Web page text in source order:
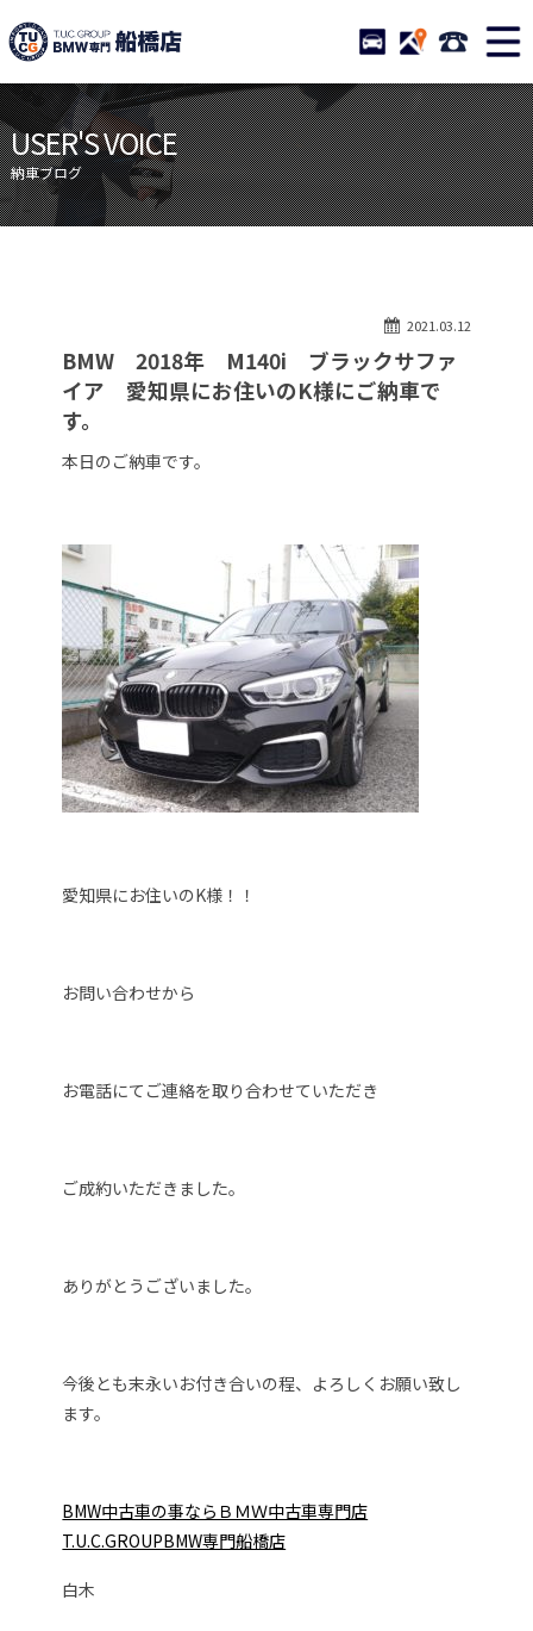
TUCグループ BMW専門 船
STOCK ACCESS 047-
ニュース
在庫リスト
目玉車両一覧
店舗紹介
保証＆サービス
アクセスマップ
自動車保険
TUCとは？
リクルート
会社概要
USER'S VOICE
納車ブログ
2021.03.12
BMW 2018年 M140i ブラックサファ
イア 愛知県にお住いのK様にご納車で
す。
本日のご納車です。
愛知県にお住いのK様！！
お問い合わせから
お電話にてご連絡を取り合わせていただき
ご成約いただきました。
ありがとうございました。
今後とも末永いお付き合いの程、よろしくお願い致し
ます。
BMW中古車の事ならＢＭＷ中古車専門店
T.U.C.GROUPBMW専門船橋店
白木